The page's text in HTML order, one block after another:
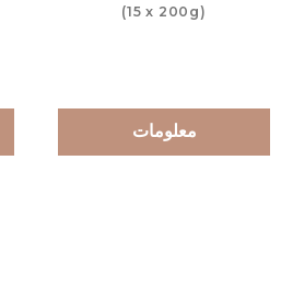
(15 x 200g)
معلومات